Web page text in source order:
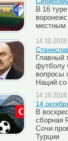
В 16
местным
Главный
футболу
вопросы
Наций
14
В
сборная
Сочи
Турции